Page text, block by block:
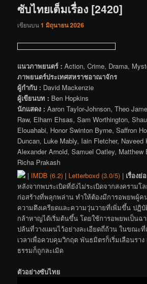
ซับไทยเต็มเรื่อง [2420]
เขียนบน1 มิถุนายน 2026
แนวภาพยนตร์ : Action, Crime, Drama,
ภาพยนตร์ประเทศสหราชอาณาจักร
ผู้กำกับ : David Mackenzie
ผู้เขียนบท : Ben Hopkins
นักแสดง : Aaron Taylor-Johnson, Theo
Raw, Elham Ehsas, Sam Worthington,
Elouahabi, Honor Swinton Byrne, Saffron
Duncan, Luke Mably, Iain Fletcher,
Alexander Arnold, Samuel Oatley, Matthew
Richa Prakash
| IMDB (6.2) | Letterboxd (3.0/5) | เรื่องย่อ
หลังจากพบระเบิดที่ยังไม่ระเบิดจากสงครามโ
ก่อสร้างที่พลุกพล่าน ทำให้ต้องมีการอพยพผู้ค
ความตึงเครียดและความวุ่นวายที่เพิ่มขึ้น ปฏิ
กล้าหาญได้เริ่มต้นขึ้น โดยใช้การอพยพเป็นฉ
ปล้นที่วางแผนไว้อย่างละเอียดถี่ถ้วน ในขณะที่
เวลาเพื่อควบคุมวิกฤต พันธมิตรก็เริ่มเลือนรา
ธรรมก็ถูกละเมิด
ตัวอย่างซับไทย